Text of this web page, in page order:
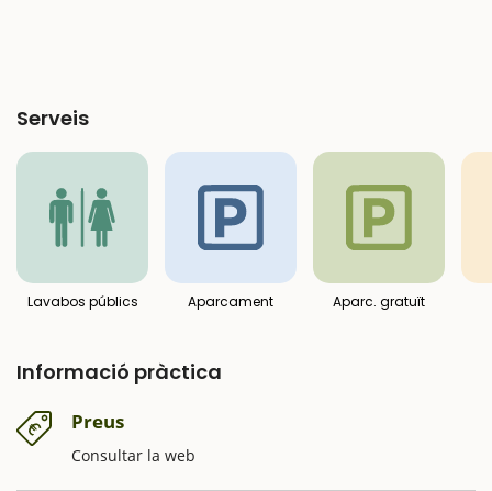
Serveis
Lavabos públics Aparcament Aparc. gratuït
Informació pràctica
Preus
Consultar la web